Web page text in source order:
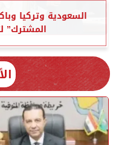
السعودية وتركيا
المشترك”